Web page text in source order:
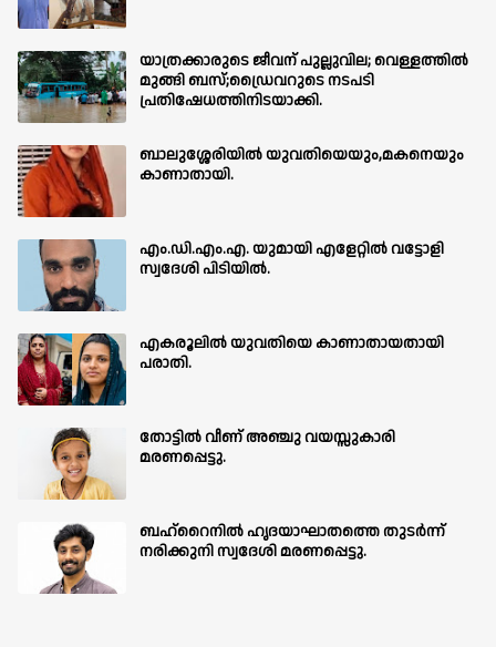
യാത്രക്കാരുടെ ജീവന് പുല്ലുവില; വെള്ളത്തിൽ
മുങ്ങി ബസ്;ഡ്രൈവറുടെ നടപടി
പ്രതിഷേധത്തിനിടയാക്കി.
ബാലുശ്ശേരിയില്‍ യുവതിയെയും,മകനെയും
കാണാതായി.
എം.ഡി.എം.എ. യുമായി എളേറ്റിൽ വട്ടോളി
സ്വദേശി പിടിയിൽ.
എകരൂലിൽ യുവതിയെ കാണാതായതായി
പരാതി.
തോട്ടിൽ വീണ് അഞ്ചു വയസ്സുകാരി
മരണപ്പെട്ടു.
ബഹ്‌റൈനിൽ ഹൃദയാഘാതത്തെ തുടർന്ന്
നരിക്കുനി സ്വദേശി മരണപ്പെട്ടു.